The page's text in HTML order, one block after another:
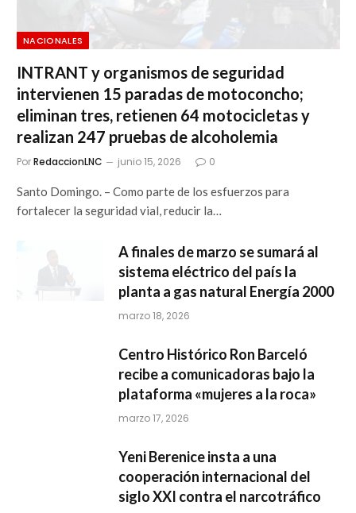
NACIONALES
INTRANT y organismos de seguridad
intervienen 15 paradas de motoconcho;
eliminan tres, retienen 64 motocicletas y
realizan 247 pruebas de alcoholemia
PorRedaccionLNC junio 15, 2026 0
Santo Domingo. – Como parte de los esfuerzos para
fortalecer la seguridad vial, reducir la…
A finales de marzo se sumará al
sistema eléctrico del país la
planta a gas natural Energía 2000
marzo 18, 2026
Centro Histórico Ron Barceló
recibe a comunicadoras bajo la
plataforma «mujeres a la roca»
marzo 17, 2026
Yeni Berenice insta a una
cooperación internacional del
siglo XXI contra el narcotráfico